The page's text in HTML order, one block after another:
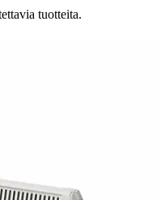
tuotteita.